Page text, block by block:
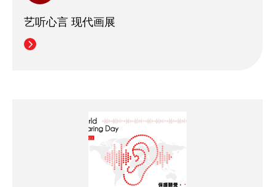
艺听心言 现代画展